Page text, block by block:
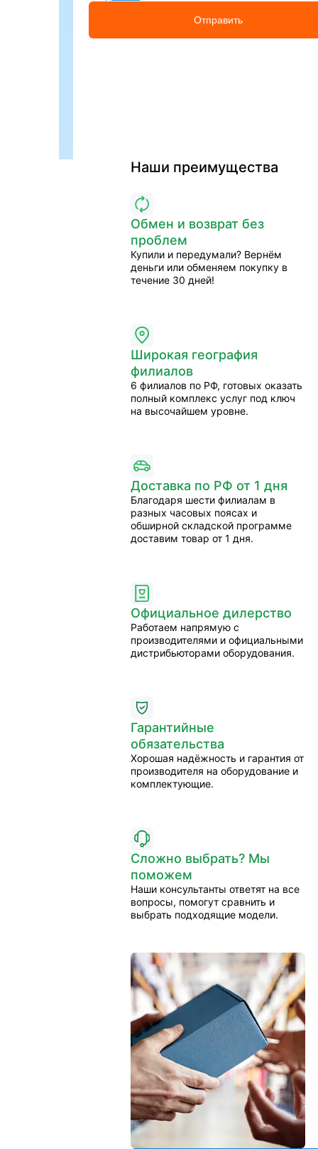
Отправить
Наши преимущества
Обмен и возврат без
проблем
Купили и передумали? Вернём
деньги или обменяем покупку в
течение 30 дней!
Широкая география
филиалов
6 филиалов по РФ, готовых оказать
полный комплекс услуг под ключ
на высочайшем уровне.
Доставка по РФ от 1 дня
Благодаря шести филиалам в
разных часовых поясах и
обширной складской программе
доставим товар от 1 дня.
Официальное дилерство
Работаем напрямую с
производителями и официальными
дистрибьюторами оборудования.
Гарантийные
обязательства
Хорошая надёжность и гарантия от
производителя на оборудование и
комплектующие.
Сложно выбрать? Мы
поможем
Наши консультанты ответят на все
вопросы, помогут сравнить и
выбрать подходящие модели.